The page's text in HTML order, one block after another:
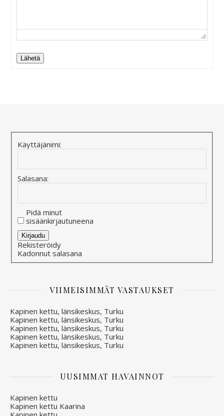
Lähetä
Käyttäjänimi:
Salasana:
Pidä minut
sisäänkirjautuneena
Alternative:
Kirjaudu
Rekisteröidy
Kadonnut salasana
VIIMEISIMMÄT VASTAUKSET
Kapinen kettu, länsikeskus, Turku
Kapinen kettu, länsikeskus, Turku
Kapinen kettu, länsikeskus, Turku
Kapinen kettu, länsikeskus, Turku
Kapinen kettu, länsikeskus, Turku
UUSIMMAT HAVAINNOT
Kapinen kettu
Kapinen kettu Kaarina